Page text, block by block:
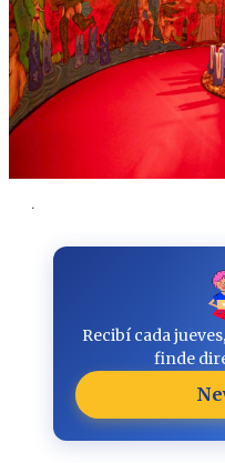
.
Recibí cada
finde